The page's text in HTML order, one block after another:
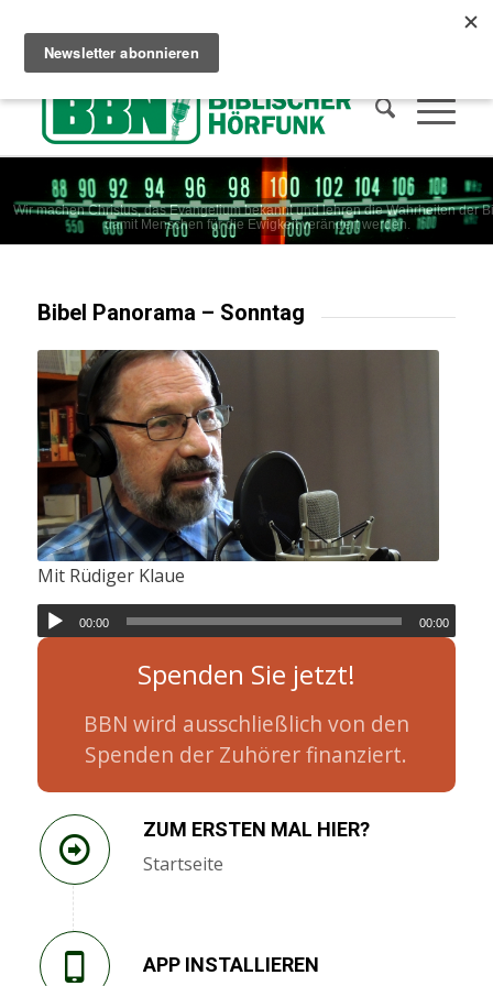
Wir machen Christus, das Evangelium bekannt und lehren die Wahrheiten der
damit Menschen für die Ewigkeit verändert werden.
Bibel Panorama – Sonntag
Mit Rüdiger Klaue
00:00 00:00
Spenden Sie jetzt!
BBN wird ausschließlich von den
Spenden der Zuhörer finanziert.
ZUM ERSTEN MAL HIER?
Startseite
APP INSTALLIEREN